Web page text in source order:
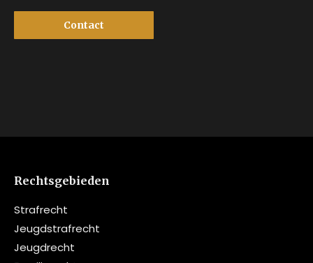
Contact
Rechtsgebieden
Strafrecht
Jeugdstrafrecht
Jeugdrecht